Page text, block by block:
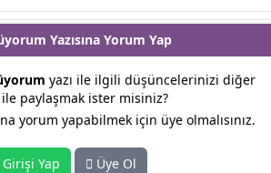
Yazısına Yorum Yap
yazı ile ilgili düşüncelerinizi diğer
paylaşmak ister misiniz?
yorum yapabilmek için üye olmalısınız.
Yap Üye Ol